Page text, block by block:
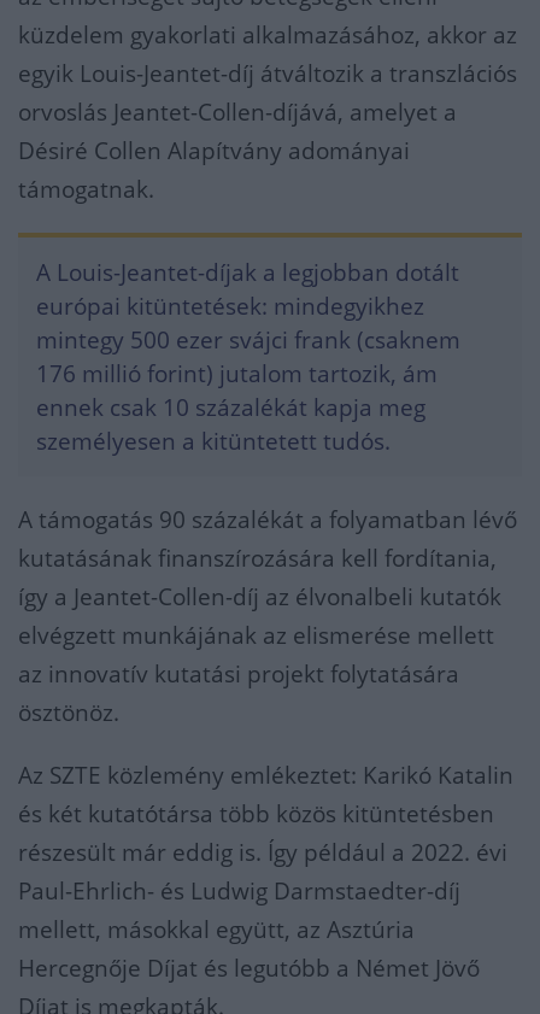
küzdelem gyakorlati alkalmazásához, akkor az
egyik Louis-Jeantet-díj átváltozik a transzlációs
orvoslás Jeantet-Collen-díjává, amelyet a
Désiré Collen Alapítvány adományai
támogatnak.
A Louis-Jeantet-díjak a legjobban dotált
európai kitüntetések: mindegyikhez
mintegy 500 ezer svájci frank (csaknem
176 millió forint) jutalom tartozik, ám
ennek csak 10 százalékát kapja meg
személyesen a kitüntetett tudós.
A támogatás 90 százalékát a folyamatban lévő
kutatásának finanszírozására kell fordítania,
így a Jeantet-Collen-díj az élvonalbeli kutatók
elvégzett munkájának az elismerése mellett
az innovatív kutatási projekt folytatására
ösztönöz.
Az SZTE közlemény emlékeztet: Karikó Katalin
és két kutatótársa több közös kitüntetésben
részesült már eddig is. Így például a 2022. évi
Paul-Ehrlich- és Ludwig Darmstaedter-díj
mellett, másokkal együtt, az Asztúria
Hercegnője Díjat és legutóbb a Német Jövő
Díjat is megkapták.